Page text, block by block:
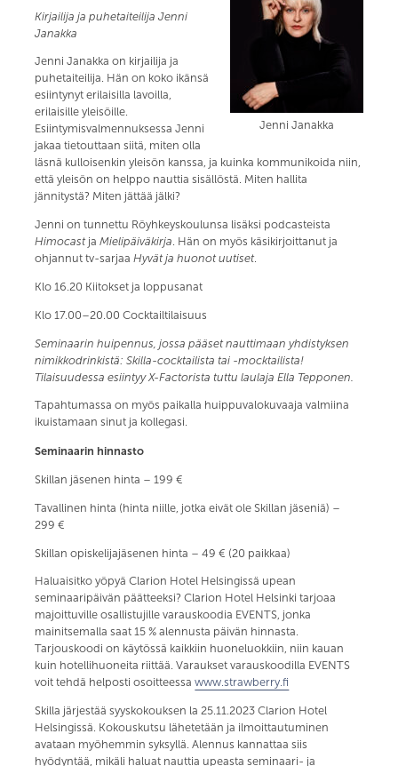
Jenni Janakka
Kirjailija ja puhetaiteilija Jenni
Janakka
Jenni Janakka on kirjailija ja
puhetaiteilija. Hän on koko ikänsä
esiintynyt erilaisilla lavoilla,
erilaisille yleisöille.
Esiintymisvalmennuksessa Jenni
jakaa tietouttaan siitä, miten olla
läsnä kulloisenkin yleisön kanssa, ja kuinka kommunikoida niin,
että yleisön on helppo nauttia sisällöstä. Miten hallita
jännitystä? Miten jättää jälki?
Jenni on tunnettu Röyhkeyskoulunsa lisäksi podcasteista
HimocastjaMielipäiväkirja. Hän on myös käsikirjoittanut ja
ohjannut tv-sarjaaHyvät ja huonot uutiset.
Klo 16.20 Kiitokset ja loppusanat
Klo 17.00–20.00 Cocktailtilaisuus
Seminaarin huipennus, jossa pääset nauttimaan yhdistyksen
nimikkodrinkistä: Skilla-cocktailista tai -mocktailista!
Tilaisuudessa esiintyy X-Factorista tuttu laulaja Ella Tepponen.
Tapahtumassa on myös paikalla huippuvalokuvaaja valmiina
ikuistamaan sinut ja kollegasi.
Seminaarin hinnasto
Skillan jäsenen hinta – 199 €
Tavallinen hinta (hinta niille, jotka eivät ole Skillan jäseniä) –
299 €
Skillan opiskelijajäsenen hinta – 49 € (20 paikkaa)
Haluaisitko yöpyä Clarion Hotel Helsingissä upean
seminaaripäivän päätteeksi? Clarion Hotel Helsinki tarjoaa
majoittuville osallistujille varauskoodia EVENTS, jonka
mainitsemalla saat 15 % alennusta päivän hinnasta.
Tarjouskoodi on käytössä kaikkiin huoneluokkiin, niin kauan
kuin hotellihuoneita riittää. Varaukset varauskoodilla EVENTS
voit tehdä helposti osoitteessawww.strawberry.fi
Skilla järjestää syyskokouksen la 25.11.2023 Clarion Hotel
Helsingissä. Kokouskutsu lähetetään ja ilmoittautuminen
avataan myöhemmin syksyllä. Alennus kannattaa siis
hyödyntää, mikäli haluat nauttia upeasta seminaari- ja